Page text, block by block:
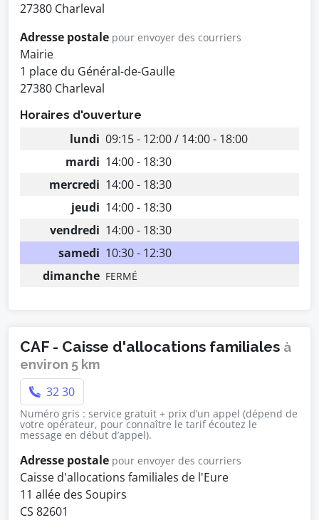
27380 Charleval
Adresse postale pour envoyer des courriers
Mairie
1 place du Général-de-Gaulle
27380 Charleval
Horaires d'ouverture
lundi 09:15 - 12:00 / 14:00 - 18:00
mardi 14:00 - 18:30
mercredi 14:00 - 18:30
jeudi 14:00 - 18:30
vendredi 14:00 - 18:30
samedi 10:30 - 12:30
dimanche FERMÉ
CAF - Caisse d'allocations familiales à
environ 5 km
32 30
Numéro gris : service gratuit + prix d’un appel (dépend de
votre opérateur, pour connaître le tarif écoutez le
message en début d’appel).
Adresse postale pour envoyer des courriers
Caisse d'allocations familiales de l'Eure
11 allée des Soupirs
CS 82601